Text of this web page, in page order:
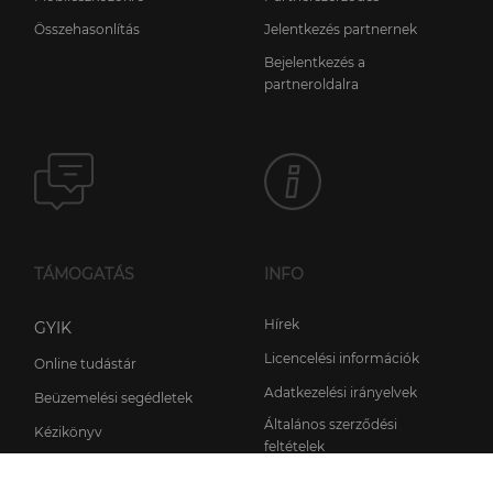
Összehasonlítás
Jelentkezés partnernek
Bejelentkezés a
partneroldalra
TÁMOGATÁS
GYIK
Online tudástár
Beüzemelési segédletek
Kézikönyv
INFO
Hírek
Licencelési információk
Adatkezelési irányelvek
Általános szerződési
feltételek